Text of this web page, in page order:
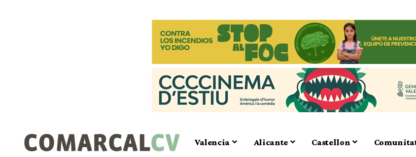
Valencia Alicante Castellon